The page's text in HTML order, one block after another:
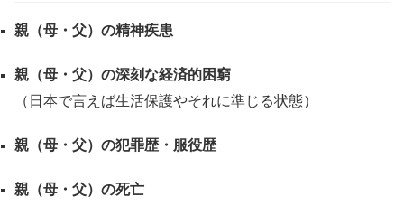
親（母・父）の精神疾患
親（母・父）の深刻な経済的困窮
（日本で言えば生活保護やそれに準じる状態）
親（母・父）の犯罪歴・服役歴
親（母・父）の死亡